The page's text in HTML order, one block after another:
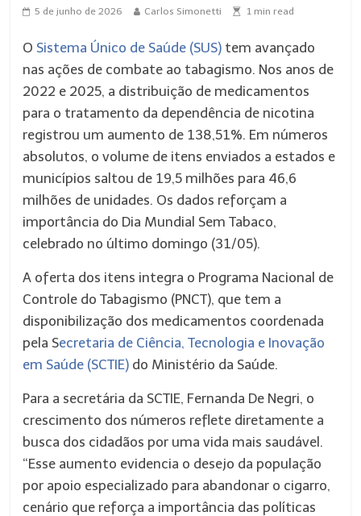
5 de junho de 2026 Carlos Simonetti 1 min read
O Sistema Único de Saúde (SUS) tem avançado
nas ações de combate ao tabagismo. Nos anos de
2022 e 2025, a distribuição de medicamentos
para o tratamento da dependência de nicotina
registrou um aumento de 138,51%. Em números
absolutos, o volume de itens enviados a estados e
municípios saltou de 19,5 milhões para 46,6
milhões de unidades. Os dados reforçam a
importância do Dia Mundial Sem Tabaco,
celebrado no último domingo (31/05).
A oferta dos itens integra o Programa Nacional de
Controle do Tabagismo (PNCT), que tem a
disponibilização dos medicamentos coordenada
pela Secretaria de Ciência, Tecnologia e Inovação
em Saúde (SCTIE) do Ministério da Saúde.
Para a secretária da SCTIE, Fernanda De Negri, o
crescimento dos números reflete diretamente a
busca dos cidadãos por uma vida mais saudável.
“Esse aumento evidencia o desejo da população
por apoio especializado para abandonar o cigarro,
cenário que reforça a importância das políticas